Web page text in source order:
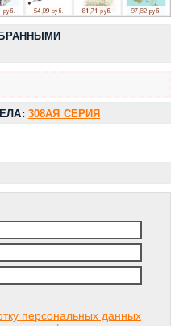
308АЯ СЕРИЯ
персональных данных